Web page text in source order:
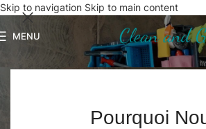
Pourquoi
Skip to navigation Skip to main content
MENU